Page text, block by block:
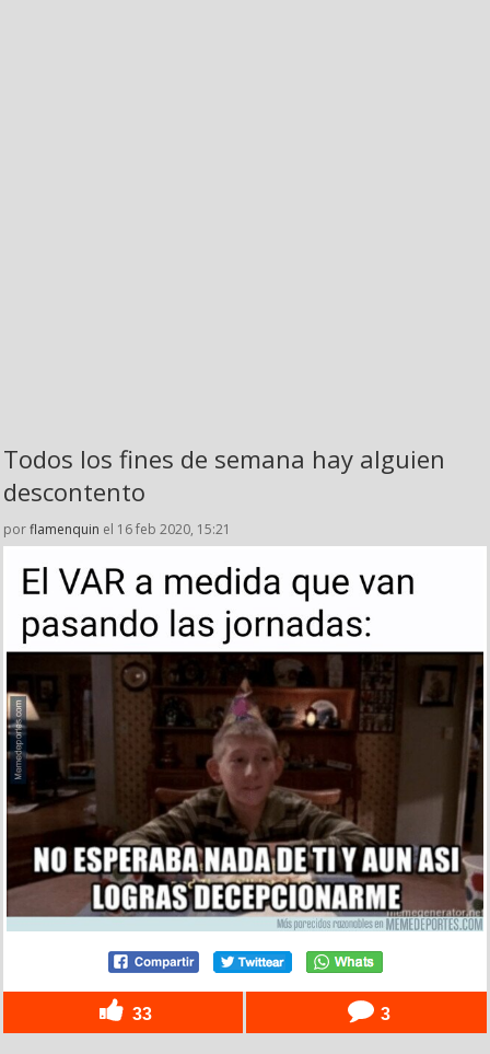
Todos los fines de semana hay alguien
descontento
porflamenquin el 16 feb 2020, 15:21
33 3